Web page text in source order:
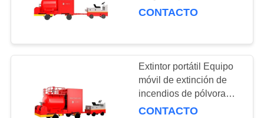
Monitor del fuego
83
trabajo de 0,5-1,7 MPa
CONTACTO
Extintor portátil Equipo
móvil de extinción de
incendios de pólvora
con depósito de pólvora
CONTACTO